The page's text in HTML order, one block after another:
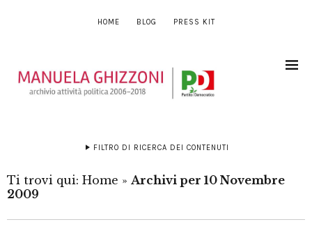
HOME BLOG PRESS KIT
FILTRO DI RICERCA DEI CONTENUTI
Ti trovi qui: Home » Archivi per 10 Novembre
2009